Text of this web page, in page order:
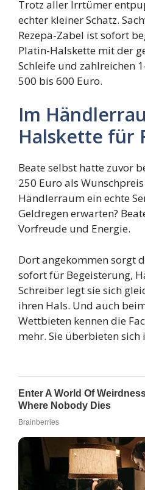
Trotz aller Irrtümer
echter kleiner Schatz.
Rezepa-Zabel ist sofort
Platin-Halskette mit der
Schleife und zahlreichen
500 bis 600 Euro.
Im
Halskette für
Beate selbst hatte zuvor
250 Euro als
Händlerraum ein echte
Geldregen erwarten?
Vorfreude und Energie.
Dort angekommen sorgt
sofort für Begeisterung,
Schreiber legt sie sich
ihren Hals. Und auch
Wettbieten kennen die
mehr. Sie überbieten sich